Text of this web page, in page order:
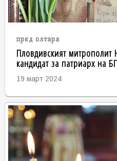
пред олтара
Пловдивският
кандидат за патриарх на
19 март 2024